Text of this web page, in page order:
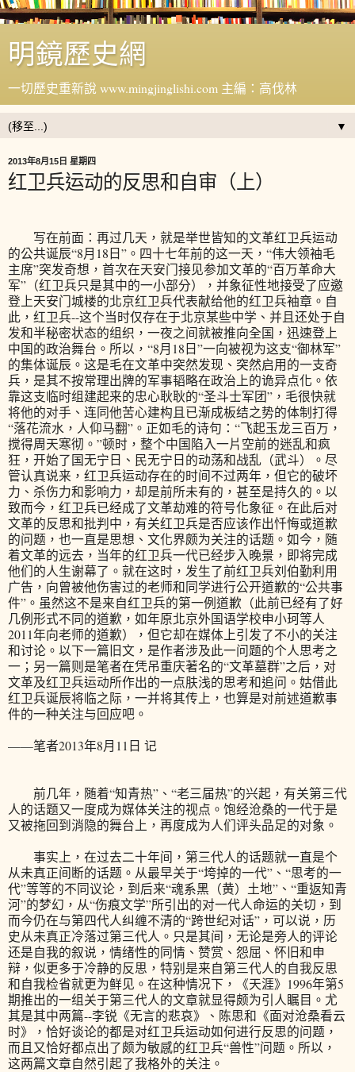
明鏡歷史網
一切歷史重新說 www.mingjinglishi.com 主編：高伐林
▼
2013年8月15日 星期四
红卫兵运动的反思和自审（上）
写在前面：再过几天，就是举世皆知的文革红卫兵运动
的公共诞辰“8月18日”。四十七年前的这一天，“伟大领袖毛
主席”突发奇想，首次在天安门接见参加文革的“百万革命大
军”（红卫兵只是其中的一小部分），并象征性地接受了应邀
登上天安门城楼的北京红卫兵代表献给他的红卫兵袖章。自
此，红卫兵--这个当时仅存在于北京某些中学、并且还处于自
发和半秘密状态的组织，一夜之间就被推向全国，迅速登上
中国的政治舞台。所以，“8月18日”一向被视为这支“御林军”
的集体诞辰。这是毛在文革中突然发现、突然启用的一支奇
兵，是其不按常理出牌的军事韬略在政治上的诡异点化。依
靠这支临时组建起来的忠心耿耿的“圣斗士军团”，毛很快就
将他的对手、连同他苦心建构且已渐成板结之势的体制打得
“落花流水，人仰马翻”。正如毛的诗句：“飞起玉龙三百万，
搅得周天寒彻。”顿时，整个中国陷入一片空前的迷乱和疯
狂，开始了国无宁日、民无宁日的动荡和战乱（武斗）。尽
管认真说来，红卫兵运动存在的时间不过两年，但它的破坏
力、杀伤力和影响力，却是前所未有的，甚至是持久的。以
致而今，红卫兵已经成了文革劫难的符号化象征。在此后对
文革的反思和批判中，有关红卫兵是否应该作出忏悔或道歉
的问题，也一直是思想、文化界颇为关注的话题。如今，随
着文革的远去，当年的红卫兵一代已经步入晚景，即将完成
他们的人生谢幕了。就在这时，发生了前红卫兵刘伯勤利用
广告，向曾被他伤害过的老师和同学进行公开道歉的“公共事
件”。虽然这不是来自红卫兵的第一例道歉（此前已经有了好
几例形式不同的道歉，如年原北京外国语学校申小珂等人
2011年向老师的道歉），但它却在媒体上引发了不小的关注
和讨论。以下一篇旧文，是作者涉及此一问题的个人思考之
一；另一篇则是笔者在凭吊重庆著名的“文革墓群”之后，对
文革及红卫兵运动所作出的一点肤浅的思考和追问。姑借此
红卫兵诞辰将临之际，一并将其传上，也算是对前述道歉事
件的一种关注与回应吧。
——笔者2013年8月11日 记
前几年，随着“知青热”、“老三届热”的兴起，有关第三代
人的话题又一度成为媒体关注的视点。饱经沧桑的一代于是
又被拖回到消隐的舞台上，再度成为人们评头品足的对象。
事实上，在过去二十年间，第三代人的话题就一直是个
从未真正间断的话题。从最早关于“垮掉的一代”、“思考的一
代”等等的不同议论，到后来“魂系黑（黄）土地”、“重返知青
河”的梦幻，从“伤痕文学”所引出的对一代人命运的关切，到
而今仍在与第四代人纠缠不清的“跨世纪对话”，可以说，历
史从未真正冷落过第三代人。只是其间，无论是旁人的评论
还是自我的叙说，情绪性的同情、赞赏、怨屈、怀旧和申
辩，似更多于冷静的反思，特别是来自第三代人的自我反思
和自我检省就更为鲜见。在这种情况下，《天涯》1996年第5
期推出的一组关于第三代人的文章就显得颇为引人瞩目。尤
其是其中两篇--李锐《无言的悲哀》、陈思和《面对沧桑看云
时》，恰好谈论的都是对红卫兵运动如何进行反思的问题，
而且又恰好都点出了颇为敏感的红卫兵“兽性”问题。所以，
这两篇文章自然引起了我格外的关注。